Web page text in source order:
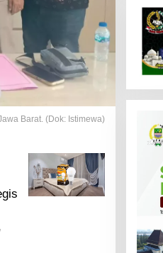
Barat. (Dok: Istimewa)